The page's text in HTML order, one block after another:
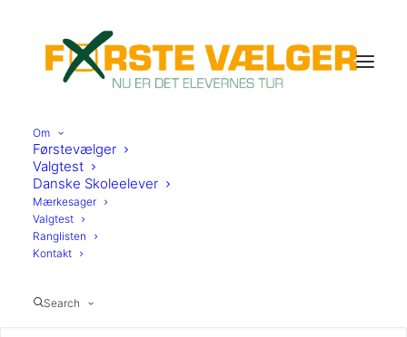
Om
Førstevælger
Valgtest
Danske Skoleelever
Mærkesager
Valgtest
Ranglisten
Kontakt
Search